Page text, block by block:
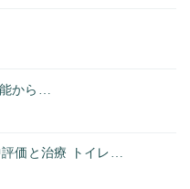
から…
価と治療 トイレ…